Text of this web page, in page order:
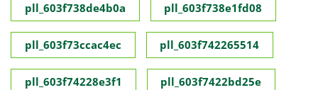
pll_603f738de4b0a pll_603f738e1fd08
pll_603f73ccac4ec pll_603f742265514
pll_603f74228e3f1 pll_603f7422bd25e